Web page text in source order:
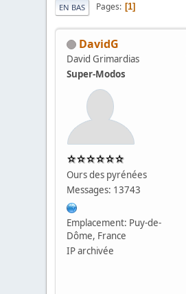
EN BAS Pages 1
DavidG
David Grimardias
Super-Modos
Ours des pyrénées
Messages: 13743
Emplacement: Puy-de-
Dôme, France
IP archivée